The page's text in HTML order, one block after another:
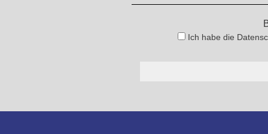
Ich habe die